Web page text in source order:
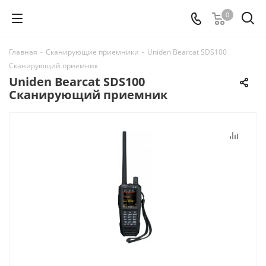
0
Главная - Сканирующие приемники - Uniden Bearcat SDS100
Сканирующий приемник
Uniden Bearcat SDS100
Сканирующий приемник